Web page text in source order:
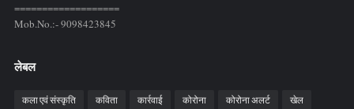
===================
Mob.No.:- 9098423845
लेबल
कला एवं संस्कृति कविता कार्रवाई कोरोना कोरोना अलर्ट खेल